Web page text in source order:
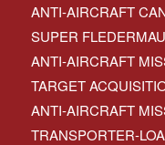
ANTI-AIRCRAFT
SUPER
ANTI-AIRCRAFT
TARGET
ANTI-AIRCRAFT
TRANSPORTER-